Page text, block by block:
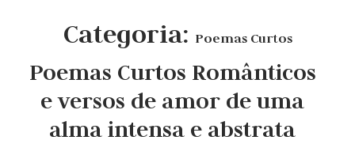
Categoria: Poemas Curtos
Poemas Curtos Românticos
e versos de amor de uma
alma intensa e abstrata